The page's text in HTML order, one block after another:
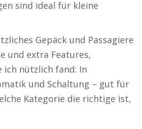
sind ideal für kleine
Gepäck und Passagiere
und extra Features,
nützlich fand: In
und Schaltung – gut für
Kategorie die richtige ist,